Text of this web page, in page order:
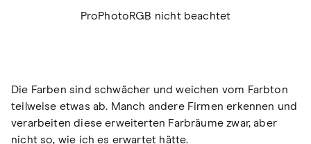
ProPhotoRGB nicht beachtet
Die Farben sind schwächer und weichen vom Farbton
teilweise etwas ab. Manch andere Firmen erkennen und
verarbeiten diese erweiterten Farbräume zwar, aber
nicht so, wie ich es erwartet hätte.